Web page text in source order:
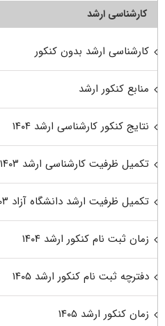
کارشناسی ارشد
کارشناسی ارشد بدون کنکور
منابع کنکور ارشد
نتایج کنکور کارشناسی ارشد ۱۴۰۴
تکمیل ظرفیت کارشناسی ارشد ۱۴۰۳
تکمیل ظرفیت ارشد دانشگاه آزاد ۱۴۰۳
زمان ثبت نام کنکور ارشد ۱۴۰۴
دفترچه ثبت نام کنکور ارشد ۱۴۰۵
زمان کنکور ارشد ۱۴۰۵